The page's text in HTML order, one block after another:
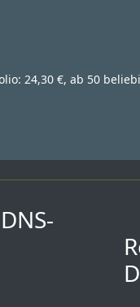
24,30 €, ab 50